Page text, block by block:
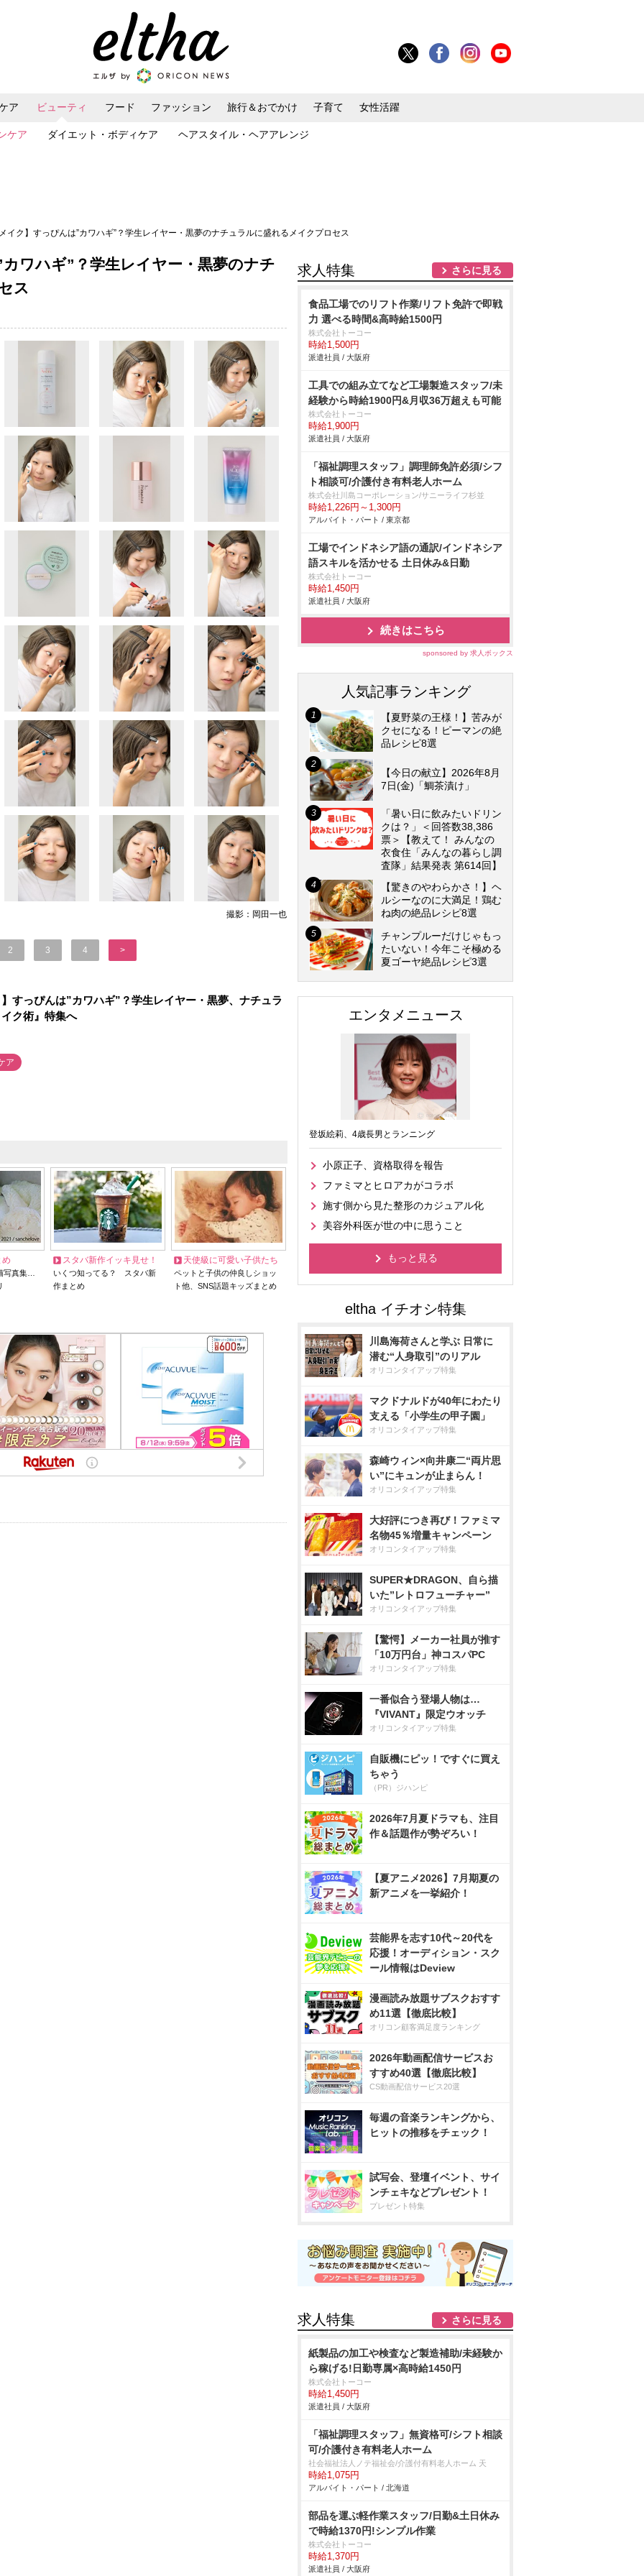
ア ビューティ
ケア ダイエット・ボディケア ヘアスタイル・ヘアアレンジ
フード ファッション 旅行＆おでかけ 子育て 女性活躍
イク】すっぴんは”カワハギ”？学生レイヤー・黒夢のナチュラルに盛れるメイクプロセス
ワハギ”？学生レイヤー・黒夢のナチ
ス
撮影：岡田一也
2 3 4 >
すっぴんは”カワハギ”？学生レイヤー・黒夢、ナチュラ
ク術』特集へ
ア
め
写真集…
スタバ新作イッキ見せ！
いくつ知ってる？ スタバ新
作まとめ
天使級に可愛い子供たち
ペットと子供の仲良しショッ
ト他、SNS話題キッズまとめ
求人特集 さらに見る
食品工場でのリフト作業/リフト免許で即戦
力 選べる時間&高時給1500円
株式会社トーコー
時給1,500円
派遣社員 / 大阪府
工具での組み立てなど工場製造スタッフ/未
経験から時給1900円&月収36万超えも可能
株式会社トーコー
時給1,900円
派遣社員 / 大阪府
「福祉調理スタッフ」調理師免許必須/シフ
ト相談可/介護付き有料老人ホーム
株式会社川島コーポレーション/サニーライフ杉並
時給1,226円～1,300円
アルバイト・パート / 東京都
工場でインドネシア語の通訳/インドネシア
語スキルを活かせる 土日休み&日勤
株式会社トーコー
時給1,450円
派遣社員 / 大阪府
続きはこちら
sponsored by 求人ボックス
人気記事ランキング
【夏野菜の王様！】苦みが
クセになる！ピーマンの絶
品レシピ8選
【今日の献立】2026年8月
7日(金)「鯛茶漬け」
「暑い日に飲みたいドリン
クは？」＜回答数38,386
票＞【教えて！ みんなの
衣食住「みんなの暮らし調
査隊」結果発表 第614回】
【驚きのやわらかさ！】ヘ
ルシーなのに大満足！鶏む
ね肉の絶品レシピ8選
チャンプルーだけじゃもっ
たいない！今年こそ極める
夏ゴーヤ絶品レシピ3選
エンタメニュース
登坂絵莉、4歳長男とランニング
小原正子、資格取得を報告
ファミマとヒロアカがコラボ
施す側から見た整形のカジュアル化
美容外科医が世の中に思うこと
もっと見る
川島海荷さんと学ぶ 日常に
潜む“人身取引”のリアル
オリコンタイアップ特集
マクドナルドが40年にわたり
支える「小学生の甲子園」
オリコンタイアップ特集
森崎ウィン×向井康二“両片思
い”にキュンが止まらん！
オリコンタイアップ特集
大好評につき再び！ファミマ
名物45％増量キャンペーン
オリコンタイアップ特集
SUPER★DRAGON、自ら描
いた”レトロフューチャー”
オリコンタイアップ特集
【驚愕】メーカー社員が推す
「10万円台」神コスパPC
オリコンタイアップ特集
一番似合う登場人物は…
『VIVANT』限定ウオッチ
オリコンタイアップ特集
自販機にピッ！ですぐに買え
ちゃう
（PR）ジハンピ
2026年7月夏ドラマも、注目
作＆話題作が勢ぞろい！
【夏アニメ2026】7月期夏の
新アニメを一挙紹介！
芸能界を志す10代～20代を
応援！オーディション・スク
ール情報はDeview
漫画読み放題サブスクおすす
め11選【徹底比較】
オリコン顧客満足度ランキング
2026年動画配信サービスお
すすめ40選【徹底比較】
CS動画配信サービス20選
毎週の音楽ランキングから、
ヒットの推移をチェック！
試写会、登壇イベント、サイ
ンチェキなどプレゼント！
プレゼント特集
求人特集 さらに見る
紙製品の加工や検査など製造補助/未経験か
ら稼げる!日勤専属×高時給1450円
株式会社トーコー
時給1,450円
派遣社員 / 大阪府
「福祉調理スタッフ」無資格可/シフト相談
可/介護付き有料老人ホーム
社会福祉法人ノテ福祉会/介護付有料老人ホーム 天
時給1,075円
アルバイト・パート / 北海道
部品を運ぶ軽作業スタッフ/日勤&土日休み
で時給1370円!シンプル作業
株式会社トーコー
時給1,370円
派遣社員 / 大阪府